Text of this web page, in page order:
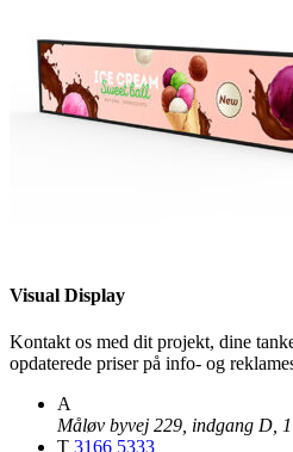
Visual Display
Kontakt os med dit projekt, dine
opdaterede priser på info- og
A
Måløv byvej 229, indgang D,
T 3166 5333